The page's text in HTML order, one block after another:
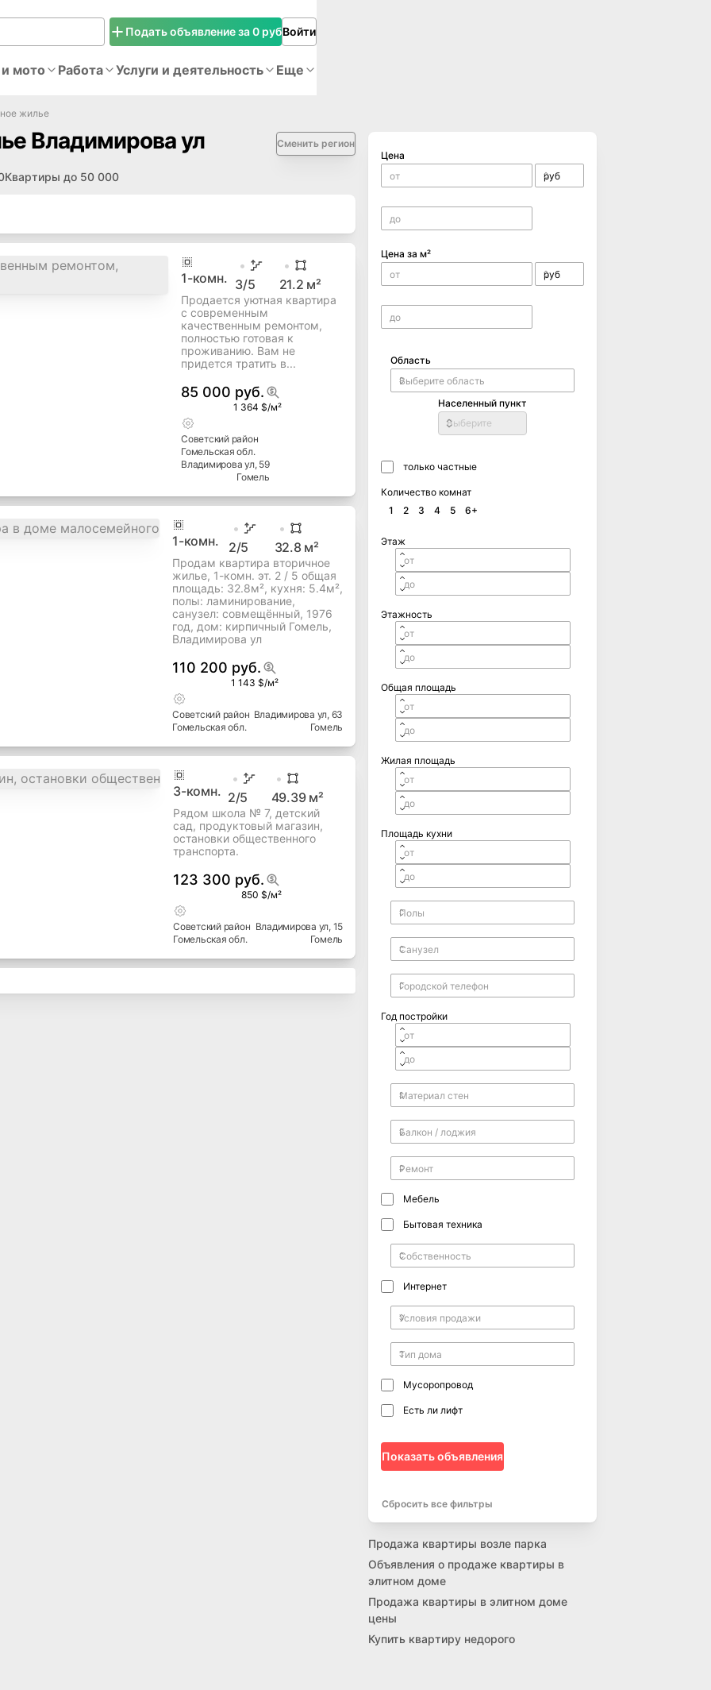
Подать объявление за 0 рубВойти
мото Работа Услуги и деятельность Еще
жилье
Владимирова ул Сменить регион
Квартиры до 50 000
1-комн. 3/5 21.2 м²
Продается уютная квартира
с современным
качественным ремонтом,
полностью готовая к
проживанию. Вам не
придется тратить в...
85 000 руб.
1 364 $/м²
Советскийрайон
Гомельская обл.
Владимирова ул, 59
Гомель
1-комн. 2/5 32.8 м²
Продам квартира вторичное
жилье, 1-комн. эт. 2 / 5 общая
площадь: 32.8м², кухня: 5.4м²,
полы: ламинирование,
cанузел: совмещённый, 1976
год, дом: кирпичный Гомель,
Владимирова ул
110 200 руб.
1 143 $/м²
Советскийрайон
Гомельская обл.
Владимирова ул, 63
Гомель
3-комн. 2/5 49.39м²
Рядом школа № 7, детский
сад, продуктовый магазин,
остановки общественного
транспорта.
123 300 руб.
850 $/м²
Советскийрайон
Гомельская обл.
Владимирова ул, 15
Гомель
Цена
Цена за м²
Область
Населенный пункт
Выберите
только частные
Количество комнат
1
2 3 4 5 6+
Этаж
Этажность
Общая площадь
Жилая площадь
Площадь кухни
Год постройки
Мебель
Бытовая техника
Интернет
Мусоропровод
Есть ли лифт
Показать объявления
Сбросить все фильтры
Продажа квартиры возле парка
Объявления о продаже квартиры в
элитном доме
Продажа квартиры в элитном доме
цены
Купить квартиру недорого